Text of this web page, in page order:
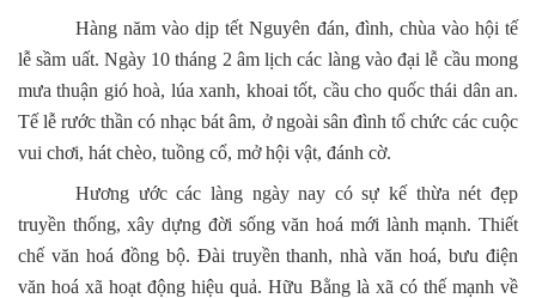
Hàng năm vào dịp tết Nguyên đán, đình, chùa vào hội tế
lễ sầm uất. Ngày 10 tháng 2 âm lịch các làng vào đại lễ cầu mong
mưa thuận gió hoà, lúa xanh, khoai tốt, cầu cho quốc thái dân an.
Tế lễ rước thần có nhạc bát âm, ở ngoài sân đình tổ chức các cuộc
vui chơi, hát chèo, tuồng cổ, mở hội vật, đánh cờ.
Hương ước các làng ngày nay có sự kế thừa nét đẹp
truyền thống, xây dựng đời sống văn hoá mới lành mạnh. Thiết
chế văn hoá đồng bộ. Đài truyền thanh, nhà văn hoá, bưu điện
văn hoá xã hoạt động hiệu quả. Hữu Bằng là xã có thế mạnh về